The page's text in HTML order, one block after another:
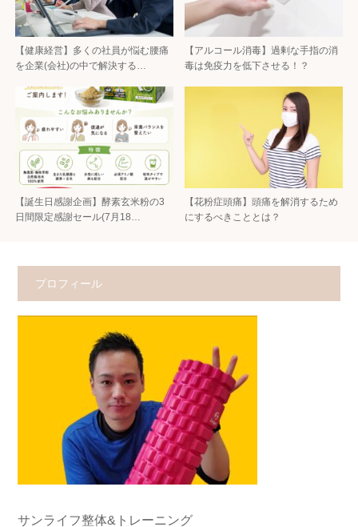
【健康経営】多くの社員が悩む腰痛
を企業(会社)の中で解決する…
【アルコール消毒】過剰な手指の消
毒は免疫力を低下させる！？
【誕生日感謝企画】酵素玄米粉の3
日間限定感謝セール(7月18…
【花粉症頭痛】頭痛を解消するため
にするべきこととは？
プロフィール
サンライフ整体&トレーニング